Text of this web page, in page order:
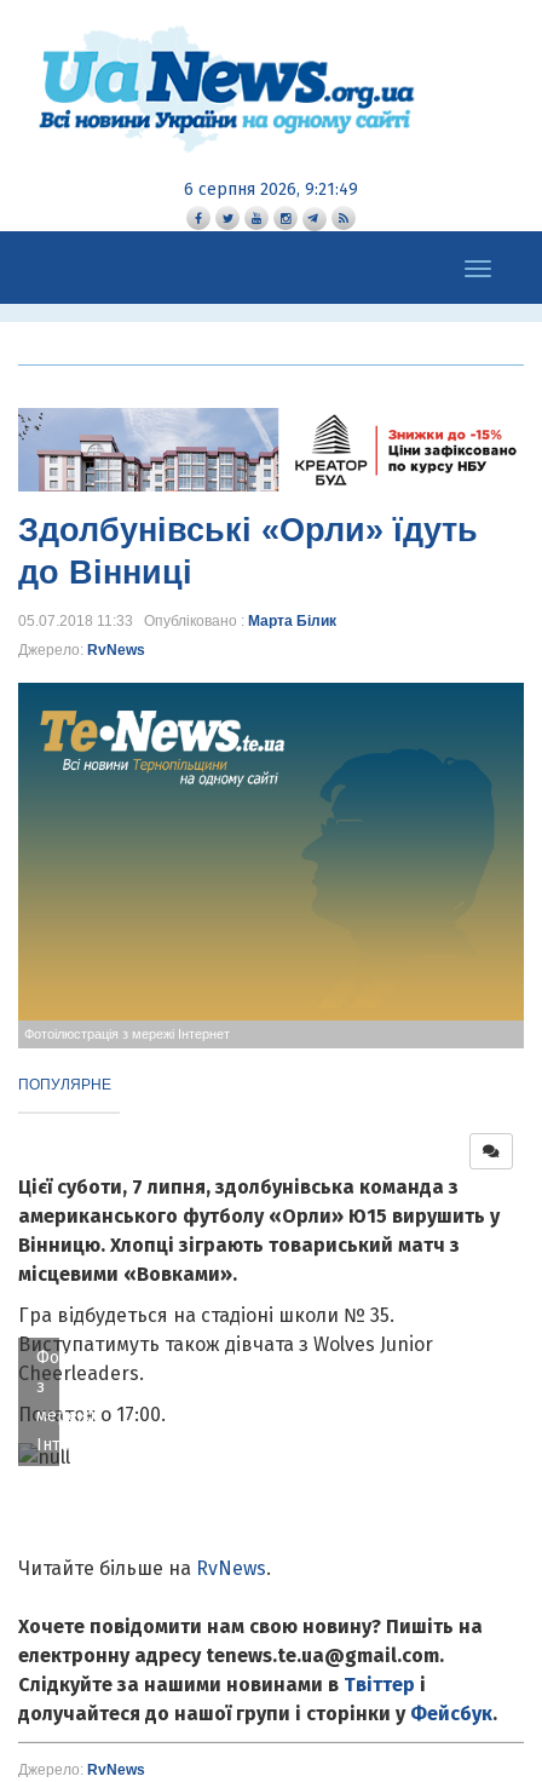
6 серпня 2026, 9:21:50
Toggle
navigation
Здолбунівські «Орли» їдуть
до Вінниці
05.07.2018 11:33 Опубліковано : Марта Білик
Джерело: RvNews
Фотоілюстрація з мережі Інтернет
ПОПУЛЯРНЕ
Цієї суботи, 7 липня, здолбунівська команда з
американського футболу «Орли» Ю15 вирушить у
Вінницю. Хлопці зіграють товариський матч з
місцевими «Вовками».
Гра відбудеться на стадіоні школи № 35.
Виступатимуть також дівчата з Wolves Junior
Cheerleaders.
Початок о 17:00.
Фото
з
мережі
Інтернет
Читайте більше на RvNews.
Хочете повідомити нам свою новину? Пишіть на
електронну адресу tenews.te.ua@gmail.com.
Слідкуйте за нашими новинами в Твіттер і
долучайтеся до нашої групи і сторінки у Фейсбук.
Джерело: RvNews